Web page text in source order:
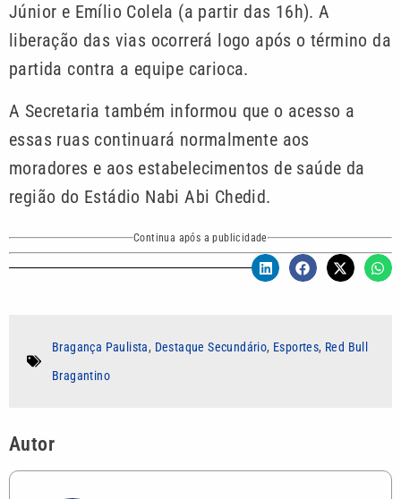
Júnior e Emílio Colela (a partir das 16h). A
liberação das vias ocorrerá logo após o término da
partida contra a equipe carioca.
A Secretaria também informou que o acesso a
essas ruas continuará normalmente aos
moradores e aos estabelecimentos de saúde da
região do Estádio Nabi Abi Chedid.
Continua após a publicidade
Bragança Paulista, Destaque Secundário, Esportes, Red Bull
Bragantino
Autor